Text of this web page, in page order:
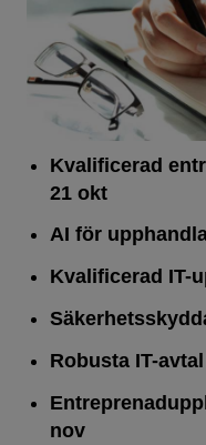
Kvalificerad
21 okt
AI för
Kvalificerad IT-
Robusta IT-avtal
nov